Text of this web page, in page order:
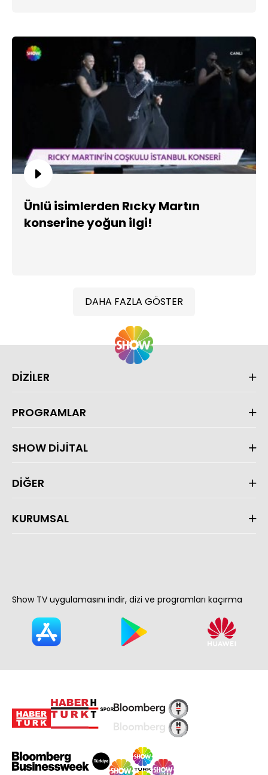
Ünlü isimlerden Rıcky Martın
konserine yoğun ilgi!
DAHA FAZLA GÖSTER
DİZİLER
PROGRAMLAR
SHOW DİJİTAL
DİĞER
KURUMSAL
Show TV uygulamasını indir, dizi ve programları kaçırma